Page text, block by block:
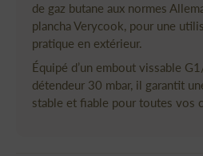
de gaz butane aux normes
plancha Verycook, pour une
pratique en extérieur.
Équipé d’un embout vissable
détendeur 30 mbar, il garantit
stable et fiable pour toutes vos